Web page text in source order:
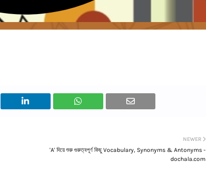
NEWER
'A' দিয়ে শুরু গুরুত্বপূর্ণ কিছু Vocabulary, Synonyms & Antonyms -
dochala.com